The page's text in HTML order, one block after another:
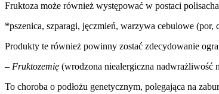
Fruktoza może również występować w postaci
*pszenica, szparagi, jęczmień, warzywa cebulowe (por,
Produkty te również powinny zostać zdecydowanie
– Fruktozemię (wrodzona niealergiczna nadwrażliwość
To choroba o podłożu genetycznym, polegająca na